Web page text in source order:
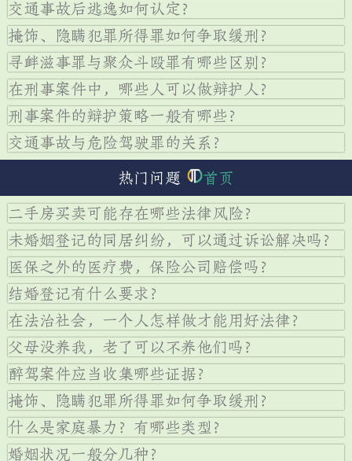
交通事故后逃逸如何认定？
掩饰、隐瞒犯罪所得罪如何争取缓刑？
寻衅滋事罪与聚众斗殴罪有哪些区别？
在刑事案件中，哪些人可以做辩护人？
刑事案件的辩护策略一般有哪些？
交通事故与危险驾驶罪的关系？
热门问题 首页
二手房买卖可能存在哪些法律风险？
未婚姻登记的同居纠纷，可以通过诉讼解决吗？
医保之外的医疗费，保险公司赔偿吗？
结婚登记有什么要求？
在法治社会，一个人怎样做才能用好法律？
父母没养我，老了可以不养他们吗？
醉驾案件应当收集哪些证据？
掩饰、隐瞒犯罪所得罪如何争取缓刑？
什么是家庭暴力？有哪些类型？
婚姻状况一般分几种？